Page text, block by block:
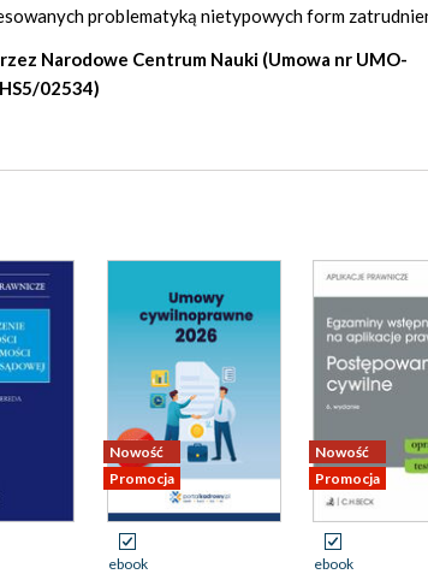
problematyką nietypowych form
Narodowe Centrum Nauki (Umowa nr UMO-
02534)
Nowość
Promocja
ebook
Nowość
Promocja
ebook